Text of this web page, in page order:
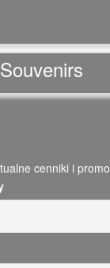
Souvenirs
cenniki i